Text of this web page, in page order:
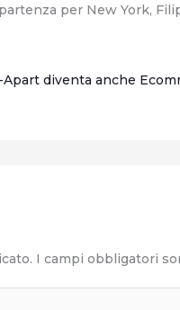
per New York,
Apart diventa anche
I campi obbligatori